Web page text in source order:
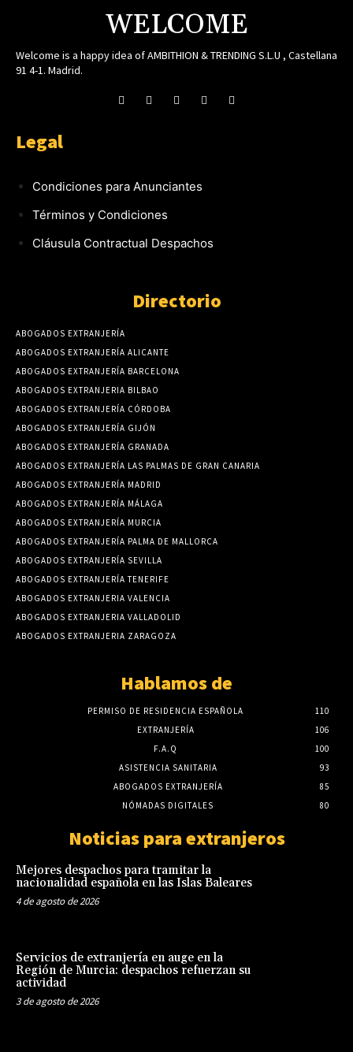
WELCOME
Welcome is a happy idea of AMBITHION & TRENDING S.L.U , Castellana
91 4-1. Madrid.
Legal
Condiciones para Anunciantes
Términos y Condiciones
Cláusula Contractual Despachos
Directorio
ABOGADOS EXTRANJERÍA
ABOGADOS EXTRANJERÍA ALICANTE
ABOGADOS EXTRANJERÍA BARCELONA
ABOGADOS EXTRANJERIA BILBAO
ABOGADOS EXTRANJERÍA CÓRDOBA
ABOGADOS EXTRANJERÍA GIJÓN
ABOGADOS EXTRANJERÍA GRANADA
ABOGADOS EXTRANJERÍA LAS PALMAS DE GRAN CANARIA
ABOGADOS EXTRANJERÍA MADRID
ABOGADOS EXTRANJERÍA MÁLAGA
ABOGADOS EXTRANJERÍA MURCIA
ABOGADOS EXTRANJERÍA PALMA DE MALLORCA
ABOGADOS EXTRANJERÍA SEVILLA
ABOGADOS EXTRANJERÍA TENERIFE
ABOGADOS EXTRANJERIA VALENCIA
ABOGADOS EXTRANJERIA VALLADOLID
ABOGADOS EXTRANJERIA ZARAGOZA
Hablamos de
PERMISO DE RESIDENCIA ESPAÑOLA
110
EXTRANJERÍA
106
F.A.Q
100
ASISTENCIA SANITARIA
93
ABOGADOS EXTRANJERÍA
85
NÓMADAS DIGITALES
80
Noticias para extranjeros
Mejores despachos para tramitar la
nacionalidad española en las Islas Baleares
4 de agosto de 2026
Servicios de extranjería en auge en la
Región de Murcia: despachos refuerzan su
actividad
3 de agosto de 2026